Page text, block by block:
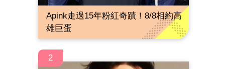
Apink走過15年粉紅奇蹟！8/8相約高
雄巨蛋
2